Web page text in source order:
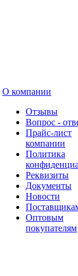
О компании
Отзывы
Вопрос -
Прайс-лист
компании
Политика
Реквизиты
Документы
Новости
Оптовым
покупателям